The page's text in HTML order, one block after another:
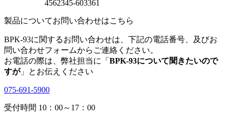
4562345-603361
製品についてお問い合わせはこちら
BPK-93に関するお問い合わせは、下記の電話番号、及びお
問い合わせフォームからご連絡ください。
お電話の際は、弊社担当に「 BPK-93について聞きたいので
すが」とお伝えください
075-691-5900
受付時間 10：00～17：00